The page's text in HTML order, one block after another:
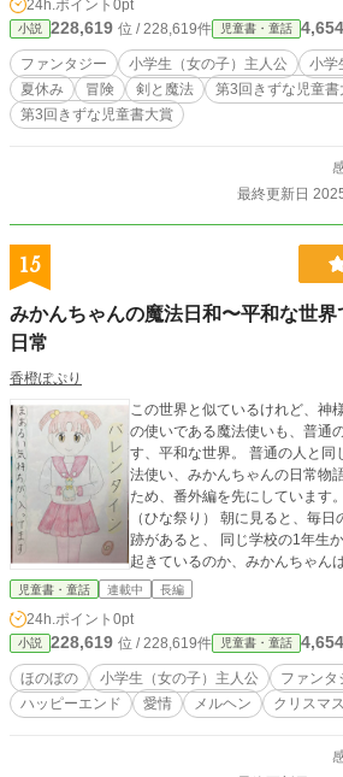
界』をめぐることになる。 やがて、ある『未完の物語の世
界』に辿り着き、そこでマリン
大切なものは物語の中で、ずっ
24h.ポイント 0pt
小説 228,619 位 / 228,619件 児童書・童話 4,654
ファンタジー 小学生（女の子）主人公
小学
夏休み
冒険 剣と魔法
第3回きずな児童
第3回きずな児童書大賞
最終更新日
15
みかんちゃんの魔法日和〜平和な世
日常
香橙ぽぷり
この世界と似ているけれど、神
の使いである魔法使いも、普通
す、平和な世界。 普通の人と
法使い、みかんちゃんの日常物語です。 時系列で
ため、番外編を先にしています。 ☆ふしぎな夜のおひなさま
（ひな祭り） 朝に見ると、毎
跡があると、 同じ学校の1年生
起きているのか、みかんちゃん
14歳の時から、個人的に書いて
用の作品は当時の年齢や、伝わ
ましたが、 これは私がわかれば
に！と考えて書いていたため、
くっていたり、クラスメートな
たりと、わかりにくいところが
愛とか、物を大切に思う気持ち
児童書・童話 連載中 長編
24h.ポイント 0pt
小説 228,619 位 / 228,619件 児童書・童話 4,654
ほのぼの 小学生（女の子）主人公 ファンタ
ハッピーエンド
愛情 メルヘン クリスマ